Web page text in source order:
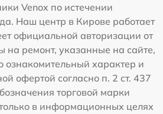
Venox по истечении
Наш центр в Кирове работает
официальной авторизации от
на ремонт, указанные на сайте,
ознакомительный характер и
офертой согласно п. 2 ст. 437
торговой марки
в информационных целях